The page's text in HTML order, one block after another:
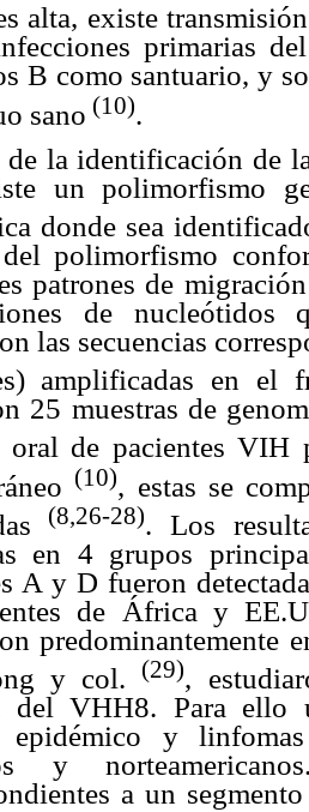
alta, existe
primarias
B como santuario, y
sano (10).
la identificación de
un polimorfismo
donde sea
polimorfismo
patrones de
de
las secuencias
amplificadas en el
25 muestras de
oral de pacientes
(10), estas se
(8,26-28). Los
en 4 grupos
A y D fueron
de África y
predominantemente
y col. (29),
del VHH8. Para ello
epidémico y
y
a un